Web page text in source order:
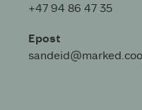
+47 94 86 47 35
Epost